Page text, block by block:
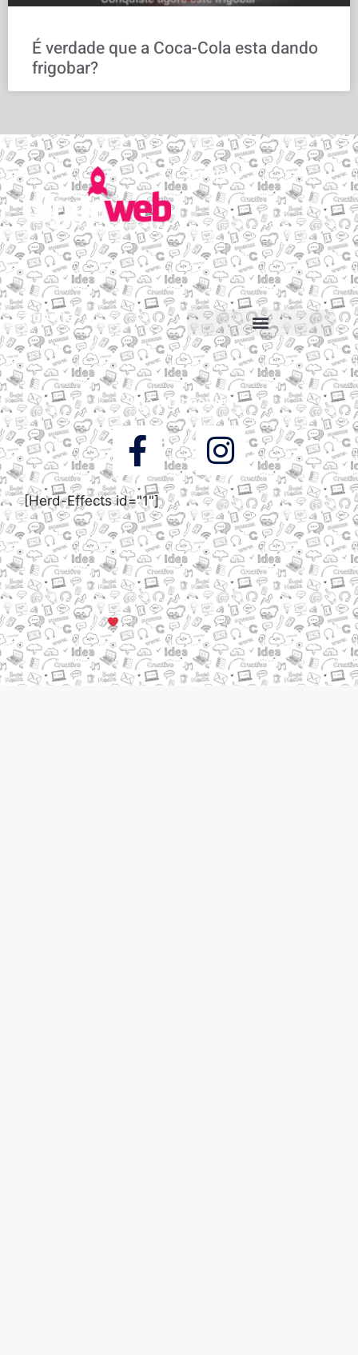
É verdade que a Coca-Cola esta dando
frigobar?
Serviços
Email personalizado
Hospedagem de Sites
Migração de sites e e-mails
Construtor de sites
Suporte
Suporte via Whats
Siga a DigooWeb
[Herd-Effects id="1"]
© Todos os direitos reservados a DigooWeb Gramado, RS |
Servidores em Dallas, TX
Criado com muito em Gramado, Serra Gaúcha